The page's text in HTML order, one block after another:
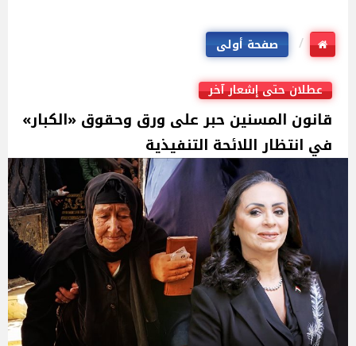
صفحة أولى
عطلان حتى إشعار آخر
قانون المسنين حبر على ورق وحقوق «الكبار»
في انتظار اللائحة التنفيذية